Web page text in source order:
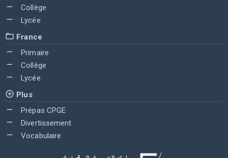
Collège
Lycée
France
Primaire
Collège
Lycée
Plus
Prépas CPGE
Divertissement
Vocabulaire